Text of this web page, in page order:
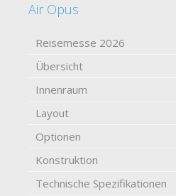
Air Opus
Reisemesse 2026
Übersicht
Innenraum
Layout
Optionen
Konstruktion
Technische Spezifikationen